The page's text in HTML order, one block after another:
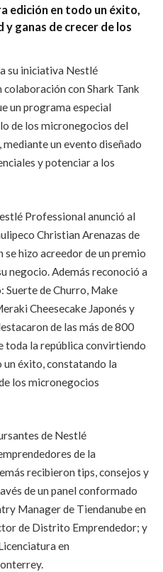
edición en todo un éxito,
ganas de crecer de los
su iniciativa Nestlé
con Shark Tank
un programa especial
de los micronegocios del
un evento diseñado
y potenciar a los
Professional anunció al
Christian Arenazas de
se hizo acreedor de un premio
negocio. Además reconoció a
Suerte de Churro, Make
Cheesecake Japonés y
de las más de 800
toda la república convirtiendo
un éxito, constatando la
los micronegocios
de Nestlé
de la
recibieron tips, consejos y
de un panel conformado
Manager de Tiendanube en
de Distrito Emprendedor; y
en